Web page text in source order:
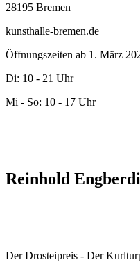
28195 Bremen
kunsthalle-bremen.de
Öffnungszeiten ab 1. März
Di: 10 - 21 Uhr
Mi - So: 10 - 17 Uhr
Reinhold
Der Drosteipreis - Der